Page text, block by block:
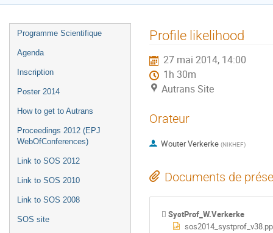
Menu
de
Programme Scientifique
Agenda
Inscription
Poster 2014
How to get to Autrans
Proceedings 2012 (EPJ
WebOfConferences)
Link to SOS 2012
Link to SOS 2010
Link to SOS 2008
SOS site
Profile likelihood
27 mai 2014, 14:00
1h 30m
Autrans Site
Orateur
Wouter Verkerke (NIKHEF)
Documents de
SystProf_W.Verkerke